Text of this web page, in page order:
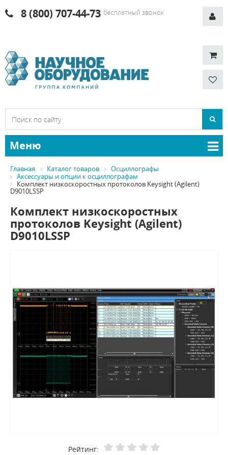
8 (800) 707-44-73 бесплатный звонок
Меню
Главная Каталог товаров
Осциллографы
Аксессуары и опции к осциллографам
Комплект низкоскоростных протоколов Keysight (Agilent)
D9010LSSP
Комплект низкоскоростных
протоколов Keysight (Agilent)
D9010LSSP
Рейтинг: